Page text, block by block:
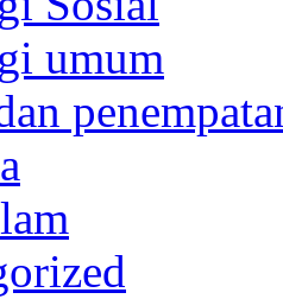
umum